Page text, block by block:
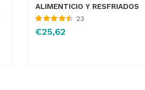
ALIMENTICIO Y RESFRIADOS
4.50de 5
23
€25,62